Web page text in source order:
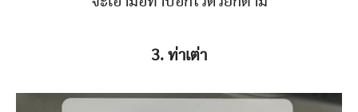
3. ท่าเต่า